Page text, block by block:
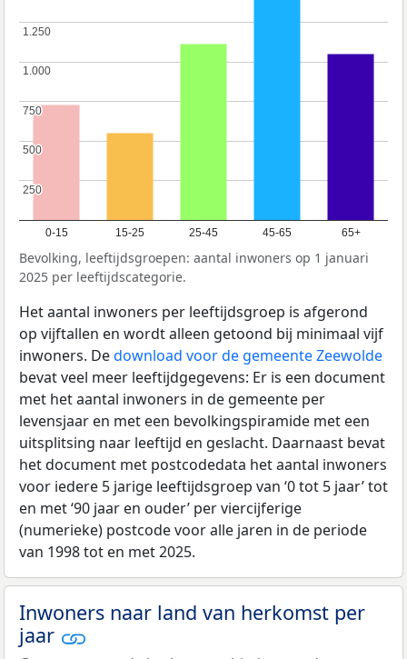
0-15 15-25 25-45 45-65 65+
250
250
500
500
750
750
1.000
1.000
1.250
1.250
Bevolking, leeftijdsgroepen: aantal inwoners op 1 januari
2025 per leeftijdscategorie.
Het aantal inwoners per leeftijdsgroep is afgerond
op vijftallen en wordt alleen getoond bij minimaal vijf
inwoners. Dedownload voor de gemeente Zeewolde
bevat veel meer leeftijdgegevens: Er is een document
met het aantal inwoners in de gemeente per
levensjaar en met een bevolkingspiramide met een
uitsplitsing naar leeftijd en geslacht. Daarnaast bevat
het document met postcodedata het aantal inwoners
voor iedere 5 jarige leeftijdsgroep van ‘0 tot 5 jaar’ tot
en met ‘90 jaar en ouder’ per viercijferige
(numerieke) postcode voor alle jaren in de periode
van 1998 tot en met 2025.
Inwoners naar land van herkomst per
jaar